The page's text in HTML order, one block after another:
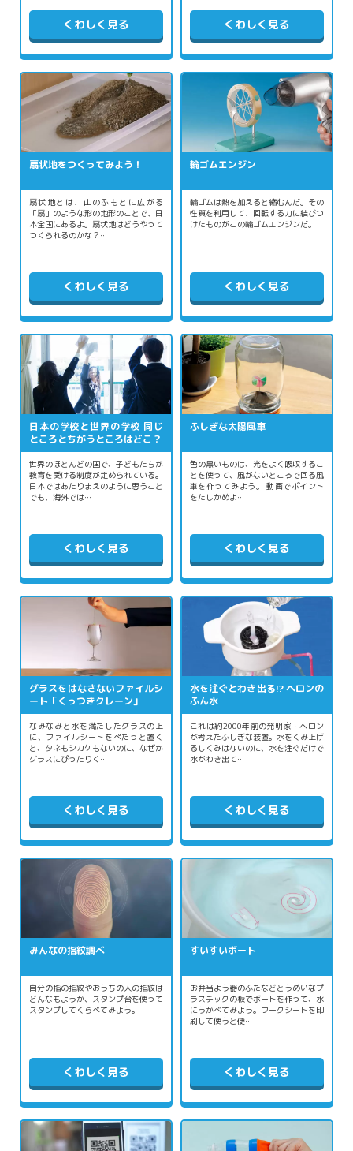
くわしく見る くわしく見る
扇状地をつくってみよう！
扇状地とは、山のふもとに広がる
「扇」のような形の地形のことで、日
本全国にあるよ。扇状地はどうやって
つくられるのかな？…
くわしく見る
輪ゴムエンジン
輪ゴムは熱を加えると縮むんだ。その
性質を利用して、回転する力に結びつ
けたものがこの輪ゴムエンジンだ。
くわしく見る
日本の学校と世界の学校 同じ
ところとちがうところはどこ？
世界のほとんどの国で、子どもたちが
教育を受ける制度が定められている。
日本ではあたりまえのように思うこと
でも、海外では…
くわしく見る
ふしぎな太陽風車
色の黒いものは、光をよく吸収するこ
とを使って、風がないところで回る風
車を作ってみよう。 動画でポイント
をたしかめよ…
くわしく見る
グラスをはなさないファイルシ
ート「くっつきクレーン」
なみなみと水を満たしたグラスの上
に、ファイルシートをぺたっと置く
と、タネもシカケもないのに、なぜか
グラスにぴったりく…
くわしく見る
水を注ぐとわき出る!? ヘロンの
ふん水
これは約2000年前の発明家・ヘロン
が考えたふしぎな装置。水をくみ上げ
るしくみはないのに、水を注ぐだけで
水がわき出て…
くわしく見る
みんなの指紋調べ
自分の指の指紋やおうちの人の指紋は
どんなもようか、スタンプ台を使って
スタンプしてくらべてみよう。
くわしく見る
すいすいボート
お弁当よう器のふたなどとうめいなプ
ラスチックの板でボートを作って、水
にうかべてみよう。ワークシートを印
刷して使うと便…
くわしく見る